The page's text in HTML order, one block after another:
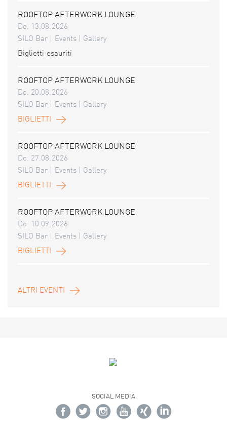
ROOFTOP AFTERWORK LOUNGE
Do. 13.08.2026
SILO Bar | Events | Gallery
Biglietti esauriti
ROOFTOP AFTERWORK LOUNGE
Do. 20.08.2026
SILO Bar | Events | Gallery
BIGLIETTI
ROOFTOP AFTERWORK LOUNGE
Do. 27.08.2026
SILO Bar | Events | Gallery
BIGLIETTI
ROOFTOP AFTERWORK LOUNGE
Do. 10.09.2026
SILO Bar | Events | Gallery
BIGLIETTI
ALTRI EVENTI
SOCIAL MEDIA